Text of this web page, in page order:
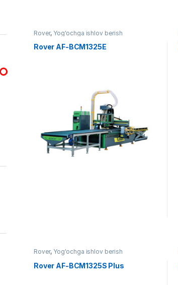
Rover, Yog'ochga ishlov berish
Rover AF-BCM1325E
Rover, Yog'ochga ishlov berish
Rover AF-BCM1325S Plus